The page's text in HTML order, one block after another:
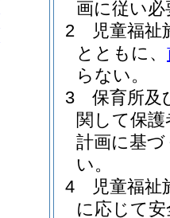
画に従い
2
児童福
とともに、
らない。
3
保育所及
関して保
計画に基
い。
4
児童福
に応じて